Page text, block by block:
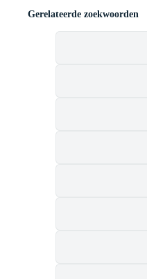
Gerelateerde zoekwoorden